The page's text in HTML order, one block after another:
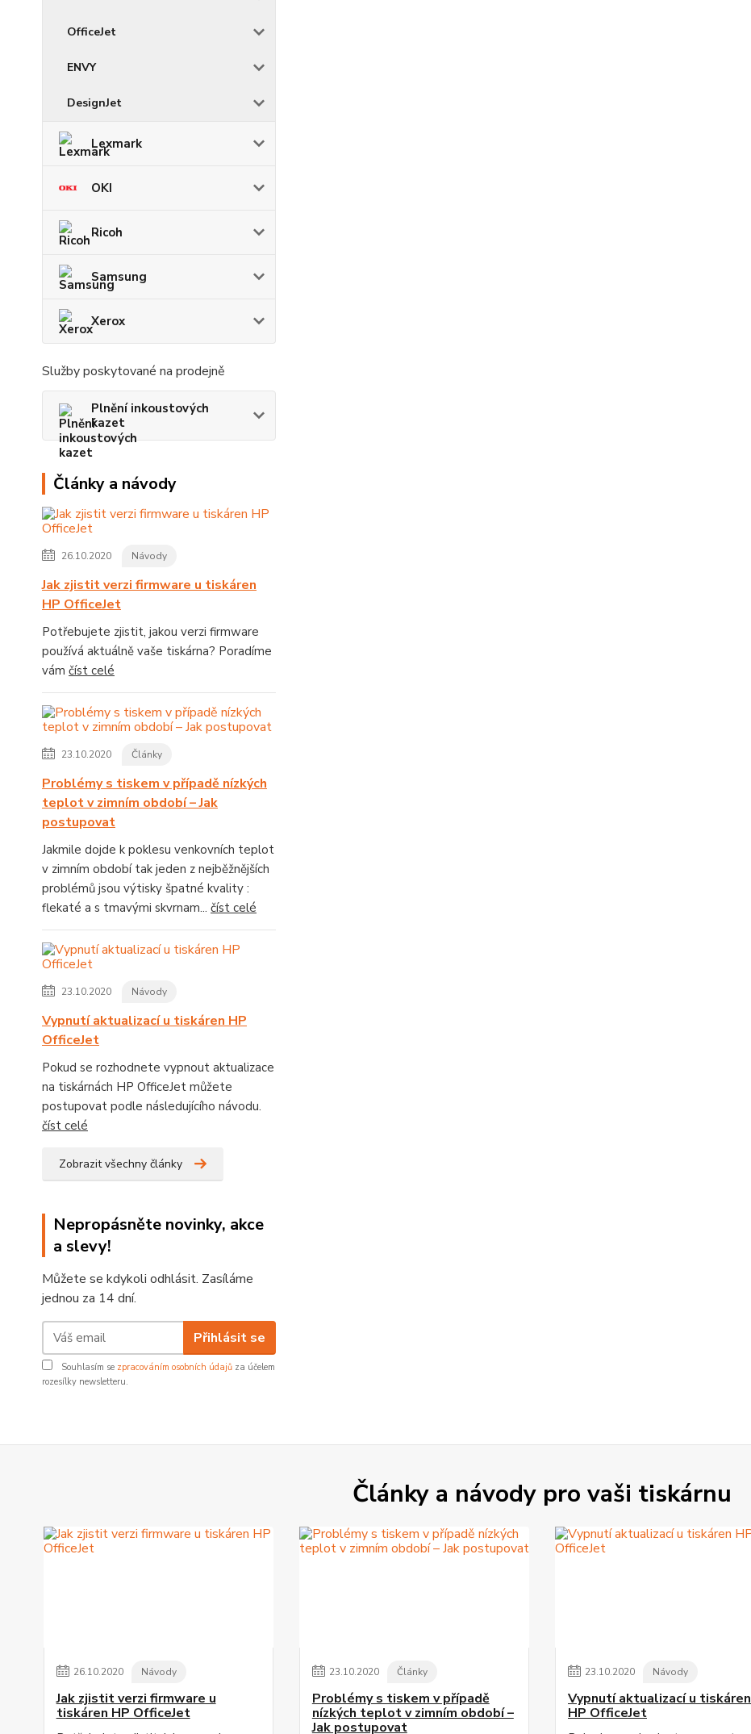
OfficeJet
ENVY
DesignJet
Lexmark
OKI
Ricoh
Samsung
Xerox
Služby poskytované na prodejně
Plnění inkoustových
kazet
Články a návody
26.10.2020 Návody
Jak zjistit verzi firmware u tiskáren
HP OfficeJet
Potřebujete zjistit, jakou verzi firmware
používá aktuálně vaše tiskárna? Poradíme
vám číst celé
23.10.2020 Články
Problémy s tiskem v případě nízkých
teplot v zimním období – Jak
postupovat
Jakmile dojde k poklesu venkovních teplot
v zimním období tak jeden z nejběžnějších
problémů jsou výtisky špatné kvality :
flekaté a s tmavými skvrnam... číst celé
23.10.2020 Návody
Vypnutí aktualizací u tiskáren HP
OfficeJet
Pokud se rozhodnete vypnout aktualizace
na tiskárnách HP OfficeJet můžete
postupovat podle následujícího návodu.
číst celé
Zobrazit všechny články
Nepropásněte novinky, akce
a slevy!
Můžete se kdykoli odhlásit. Zasíláme
jednou za 14 dní.
Přihlásit se
Souhlasím se zpracováním osobních údajů za účelem
rozesílky newsletteru.
Články a návody pro vaši tiskárnu
26.10.2020 Návody
Jak zjistit verzi firmware u
tiskáren HP OfficeJet
23.10.2020 Články
Problémy s tiskem v případě
nízkých teplot v zimním období –
Jak postupovat
23.10.2020 Návody
Vypnutí aktualizací u tiskáren
HP OfficeJet